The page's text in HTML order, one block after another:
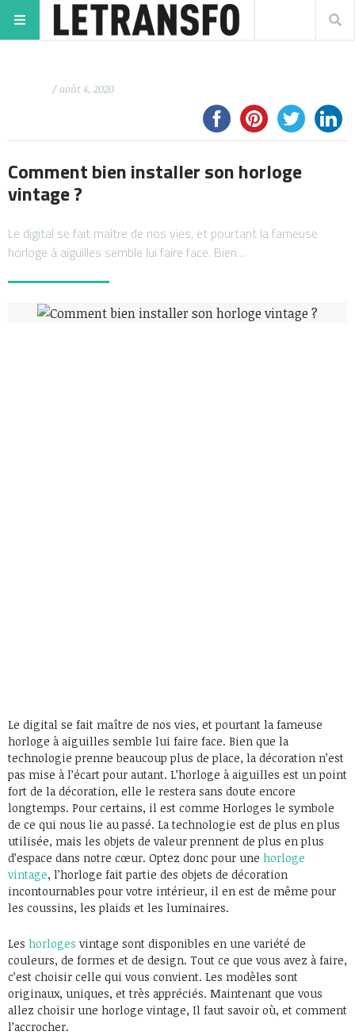
/ août 4, 2020
Comment bien installer son horloge
vintage ?
Le digital se fait maître de nos vies, et pourtant la fameuse
horloge à aiguilles semble lui faire face. Bien…
Le digital se fait maître de nos vies, et pourtant la fameuse
horloge à aiguilles semble lui faire face. Bien que la
technologie prenne beaucoup plus de place, la décoration n’est
pas mise à l’écart pour autant. L’horloge à aiguilles est un point
fort de la décoration, elle le restera sans doute encore
longtemps. Pour certains, il est comme Horloges le symbole
de ce qui nous lie au passé. La technologie est de plus en plus
utilisée, mais les objets de valeur prennent de plus en plus
d’espace dans notre cœur. Optez donc pour une horloge
vintage, l’horloge fait partie des objets de décoration
incontournables pour votre intérieur, il en est de même pour
les coussins, les plaids et les luminaires.
Les horloges vintage sont disponibles en une variété de
couleurs, de formes et de design. Tout ce que vous avez à faire,
c’est choisir celle qui vous convient. Les modèles sont
originaux, uniques, et très appréciés. Maintenant que vous
allez choisir une horloge vintage, Il faut savoir où, et comment
l’accrocher.